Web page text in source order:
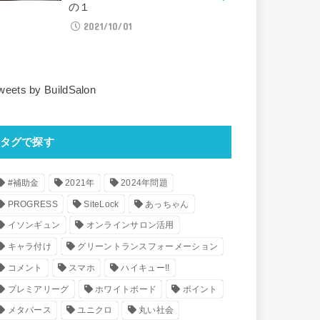
の１
2021/10/01
by BuildSalon
タグで探す
#補助金 2021年 2024年問題
PROGRESS SiteLock あっちゃん
イソンギュン オンラインサロン活用
キャラ付け グリーントランスフォーメーション
コメント スマホ ハイキュー!!
プレミアリーグ ホワイトボード ポイント
メタバース ユニクロ 丸い社会